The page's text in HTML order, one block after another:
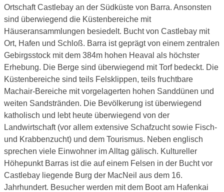
Ortschaft Castlebay an der Südküste von Barra. Ansonsten
sind überwiegend die Küstenbereiche mit
Häuseransammlungen besiedelt. Bucht von Castlebay mit
Ort, Hafen und Schloß. Barra ist geprägt von einem zentralen
Gebirgsstock mit dem 384m hohen Heaval als höchster
Erhebung. Die Berge sind überwiegend mit Torf bedeckt. Die
Küstenbereiche sind teils Felsklippen, teils fruchtbare
Machair-Bereiche mit vorgelagerten hohen Sanddünen und
weiten Sandstränden. Die Bevölkerung ist überwiegend
katholisch und lebt heute überwiegend von der
Landwirtschaft (vor allem extensive Schafzucht sowie Fisch-
und Krabbenzucht) und dem Tourismus. Neben englisch
sprechen viele Einwohner im Alltag gälisch. Kultureller
Höhepunkt Barras ist die auf einem Felsen in der Bucht vor
Castlebay liegende Burg der MacNeil aus dem 16.
Jahrhundert. Besucher werden mit dem Boot am Hafenkai